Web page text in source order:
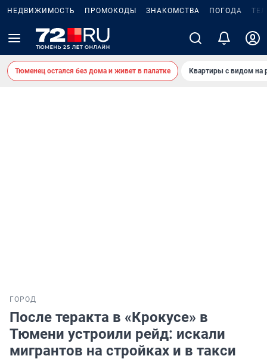
НЕДВИЖИМОСТЬ ПРОМОКОДЫ ЗНАКОМСТВА ПОГОДА
Тюменец остался без дома и живет в палатке Квартиры с видом на
ГОРОД
После теракта в «Крокусе» в
Тюмени устроили рейд: искали
мигрантов на стройках и в такси